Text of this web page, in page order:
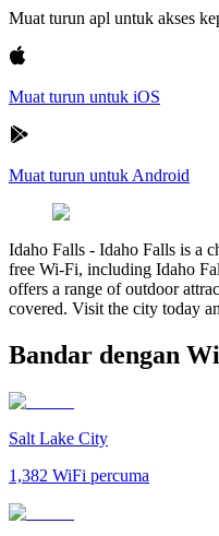
Muat turun apl untuk akses
Muat turun untuk iOS
Muat turun untuk Android
Idaho Falls - Idaho Falls is a
free Wi-Fi, including Idaho
offers a range of outdoor
covered. Visit the city today
Bandar dengan
Salt Lake City
1,382 WiFi percuma